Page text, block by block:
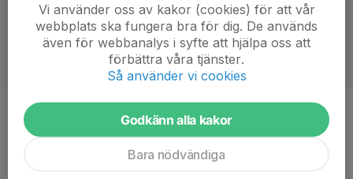
Position
Niometersspelare
Vi använder oss av kakor (cookies) för att vår
webbplats ska fungera bra för dig. De används
även för webbanalys i syfte att hjälpa oss att
förbättra våra tjänster.
Så använder vi cookies
Godkänn alla kakor
Bara nödvändiga